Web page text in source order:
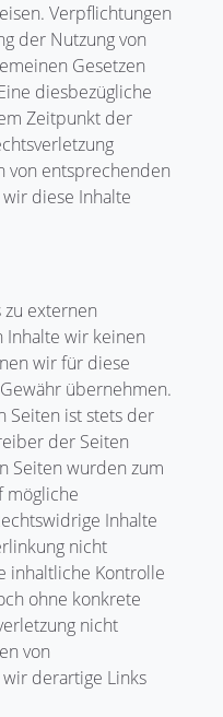
Verpflichtungen
der Nutzung von
Gesetzen
diesbezügliche
Zeitpunkt der
von entsprechenden
diese Inhalte
externen
Inhalte wir keinen
wir für diese
übernehmen.
Seiten ist stets der
der Seiten
Seiten wurden zum
mögliche
Inhalte
nicht
inhaltliche Kontrolle
ohne konkrete
nicht
von
derartige Links